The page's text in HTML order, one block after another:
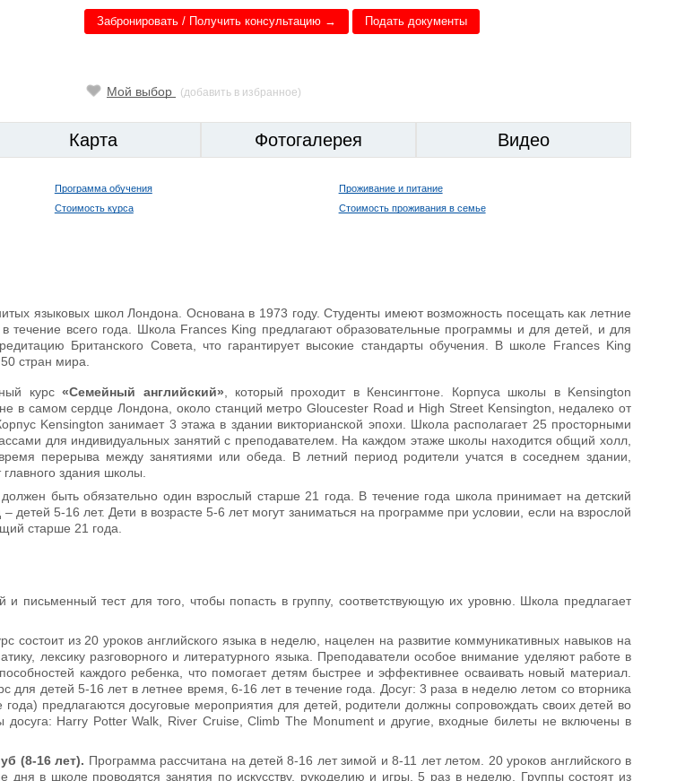
Забронировать / Получить консультацию → Подать документы
Мой выбор (добавить в избранное)
Карта Фотогалерея Видео
Программа обучения
Проживание и питание
Стоимость курса
Стоимость проживания в семье
языковых школ Лондона. Основана в 1973 году. Студенты имеют возможность посещать как летние
течение всего года. Школа Frances King предлагают образовательные программы и для детей, и для
Британского Совета, что гарантирует высокие стандарты обучения. В школе Frances King
стран мира.
курс«Семейный английский» , который проходит в Кенсингтоне. Корпуса школы в Kensington
в самом сердце Лондона, около станций метро Gloucester Road и High Street Kensington, недалеко от
Kensington занимает 3 этажа в здании викторианской эпохи. Школа располагает 25 просторными
для индивидуальных занятий с преподавателем. На каждом этаже школы находится общий холл,
перерыва между занятиями или обеда. В летний период родители учатся в соседнем здании,
здания школы.
быть обязательно один взрослый старше 21 года. В течение года школа принимает на детский
детей 5-16 лет. Дети в возрасте 5-6 лет могут заниматься на программе при условии, если на взрослой
старше 21 года.
письменный тест для того, чтобы попасть в группу, соответствующую их уровню. Школа предлагает
состоит из 20 уроков английского языка в неделю, нацелен на развитие коммуникативных навыков на
лексику разговорного и литературного языка. Преподаватели особое внимание уделяют работе в
каждого ребенка, что помогает детям быстрее и эффективнее осваивать новый материал.
для детей 5-16 лет в летнее время, 6-16 лет в течение года. Досуг: 3 раза в неделю летом со вторника
предлагаются досуговые мероприятия для детей, родители должны сопровождать своих детей во
Harry Potter Walk, River Cruise, Climb The Monument и другие, входные билеты не включены в
(8-16 лет). Программа рассчитана на детей 8-16 лет зимой и 8-11 лет летом. 20 уроков английского в
дня в школе проводятся занятия по искусству, рукоделию и игры, 5 раз в неделю. Группы состоят из